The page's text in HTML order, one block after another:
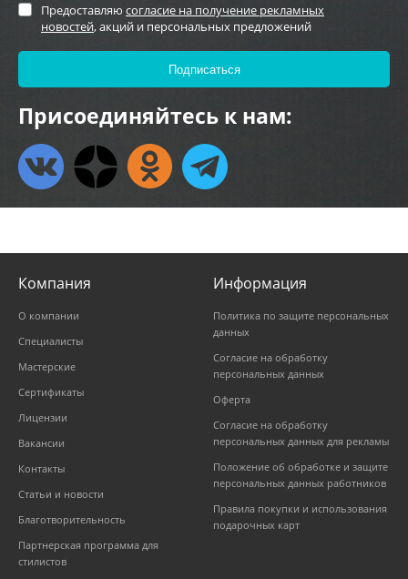
Предоставляю согласие на получение рекламных
новостей, акций и персональных предложений
Присоединяйтесь к нам:
Компания
О компании
Специалисты
Мастерские
Сертификаты
Лицензии
Вакансии
Контакты
Статьи и новости
Благотворительность
Партнерская программа для
стилистов
Информация
Политика по защите персональных
данных
Согласие на обработку
персональных данных
Оферта
Согласие на обработку
персональных данных для рекламы
Положение об обработке и защите
персональных данных работников
Правила покупки и использования
подарочных карт